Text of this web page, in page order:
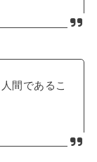
間であるこ